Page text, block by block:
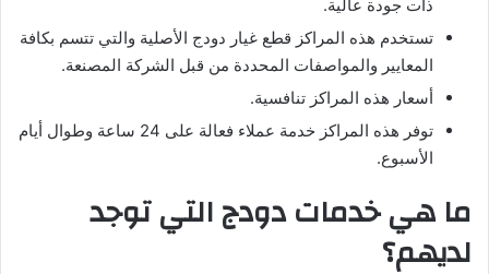
ذات جودة عالية.
تستخدم هذه المراكز قطع غيار دودج الأصلية والتي تتسم بكافة
المعايير والمواصفات المحددة من قبل الشركة المصنعة.
أسعار هذه المراكز تنافسية.
توفر هذه المراكز خدمة عملاء فعالة على 24 ساعة وطوال أيام
الأسبوع.
ما هي خدمات دودج التي توجد
لديهم؟